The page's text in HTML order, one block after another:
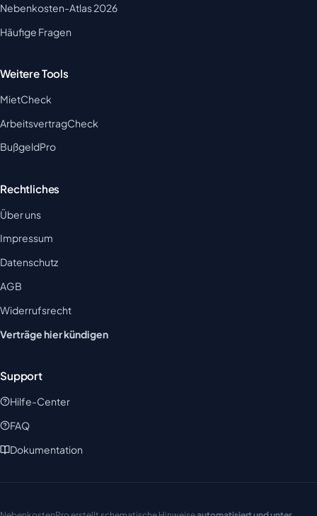
Nebenkosten-Atlas 2026
Häufige Fragen
Weitere Tools
MietCheck
ArbeitsvertragCheck
BußgeldPro
Rechtliches
Über uns
Impressum
Datenschutz
AGB
Widerrufsrecht
Verträge hier kündigen
Support
Hilfe-Center
FAQ
Dokumentation